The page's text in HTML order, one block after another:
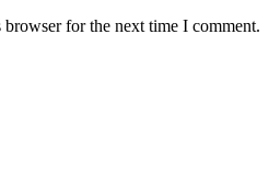
for the next time I comment.